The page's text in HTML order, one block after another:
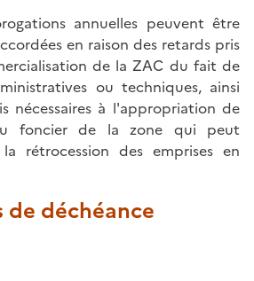
annuelles peuvent être
en raison des retards pris
de la ZAC du fait de
ou techniques, ainsi
nécessaires à l'appropriation de
foncier de la zone qui peut
rétrocession des emprises en
de déchéance